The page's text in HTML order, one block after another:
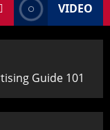
VIDEO
Guide 101